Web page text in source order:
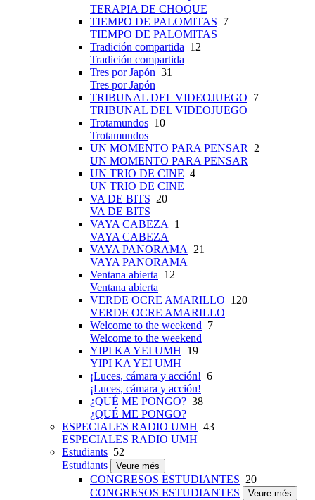
TERAPIA DE CHOQUE
TIEMPO DE PALOMITAS 7
TIEMPO DE PALOMITAS
Tradición compartida 12
Tradición compartida
Tres por Japón 31
Tres por Japón
TRIBUNAL DEL VIDEOJUEGO 7
TRIBUNAL DEL VIDEOJUEGO
Trotamundos 10
Trotamundos
UN MOMENTO PARA PENSAR
2
UN MOMENTO PARA PENSAR
UN TRIO DE CINE 4
UN TRIO DE CINE
VA DE BITS 20
VA DE BITS
VAYA CABEZA
1
VAYA CABEZA
VAYA PANORAMA
21
VAYA PANORAMA
Ventana abierta 12
Ventana abierta
VERDE OCRE AMARILLO 120
VERDE OCRE AMARILLO
Welcome to the weekend 7
Welcome to the weekend
YIPI KA YEI UMH 19
YIPI KA YEI UMH
¡Luces, cámara y acción! 6
¡Luces, cámara y acción!
¿QUÉ ME PONGO? 38
¿QUÉ ME PONGO?
ESPECIALES RADIO UMH 43
ESPECIALES RADIO UMH
Estudiants 52
Estudiants
Veure més
CONGRESOS ESTUDIANTES 20
CONGRESOS ESTUDIANTES
Veure més